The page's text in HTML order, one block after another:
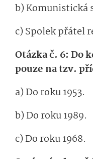
b) Komunistická
c) Spolek přátel
Otázka č. 6: Do
pouze na tzv.
a) Do roku 1953.
b) Do roku 1989.
c) Do roku 1968.